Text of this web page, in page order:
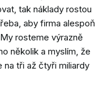
tak náklady rostou
aby firma alespoň
rosteme výrazně
několik a myslím, že
na tři až čtyři miliardy